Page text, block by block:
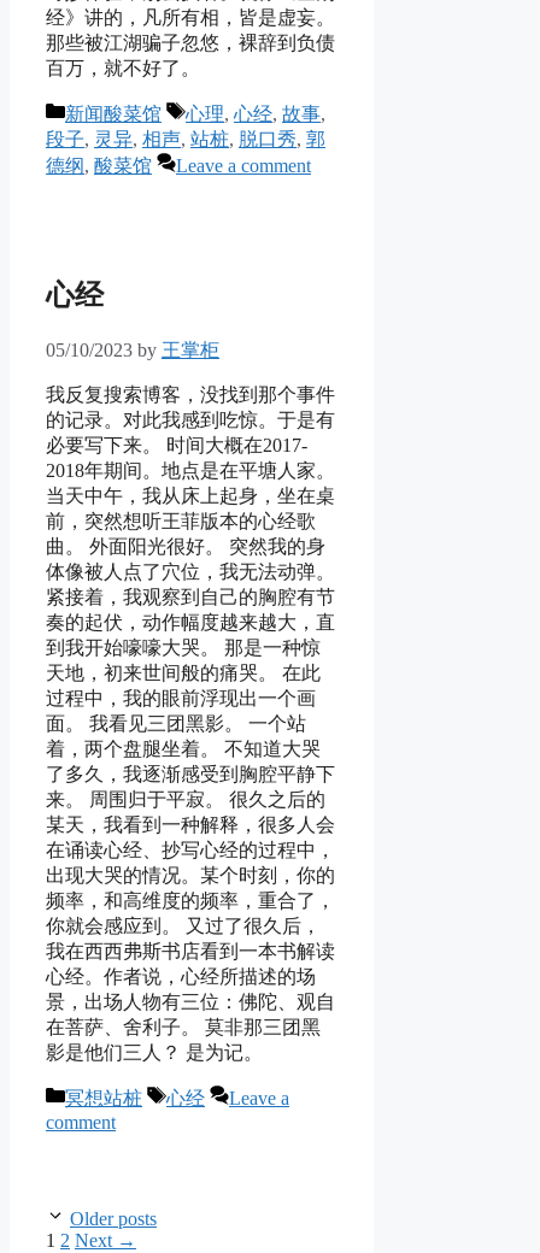
经》讲的，凡所有相，皆是虚妄。
那些被江湖骗子忽悠，裸辞到负债
百万，就不好了。
Categories
新闻酸菜馆 Tags
心理, 心经, 故事,
段子, 灵异, 相声, 站桩, 脱口秀, 郭
德纲, 酸菜馆 Leave a comment
心经
05/10/2023 by 王掌柜
我反复搜索博客，没找到那个事件
的记录。对此我感到吃惊。于是有
必要写下来。 时间大概在2017-
2018年期间。地点是在平塘人家。
当天中午，我从床上起身，坐在桌
前，突然想听王菲版本的心经歌
曲。 外面阳光很好。 突然我的身
体像被人点了穴位，我无法动弹。
紧接着，我观察到自己的胸腔有节
奏的起伏，动作幅度越来越大，直
到我开始嚎嚎大哭。 那是一种惊
天地，初来世间般的痛哭。 在此
过程中，我的眼前浮现出一个画
面。 我看见三团黑影。 一个站
着，两个盘腿坐着。 不知道大哭
了多久，我逐渐感受到胸腔平静下
来。 周围归于平寂。 很久之后的
某天，我看到一种解释，很多人会
在诵读心经、抄写心经的过程中，
出现大哭的情况。某个时刻，你的
频率，和高维度的频率，重合了，
你就会感应到。 又过了很久后，
我在西西弗斯书店看到一本书解读
心经。作者说，心经所描述的场
景，出场人物有三位：佛陀、观自
在菩萨、舍利子。 莫非那三团黑
影是他们三人？ 是为记。
Categories
冥想站桩 Tags
心经
Leave a
comment
Older posts
Page
1 Page
2 Next →